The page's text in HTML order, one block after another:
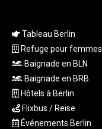
Tableau Berlin
Refuge pour femmes
Baignade en BLN
Baignade en BRB
Hôtels à Berlin
Flixbus / Reise
Événements Berlin